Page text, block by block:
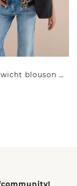
Lichtgewicht blouson met rits en leoprint